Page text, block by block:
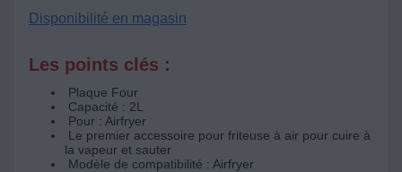
Disponibilité en magasin
Les points clés :
Plaque Four
Capacité : 2L
Pour : Airfryer
Le premier accessoire pour friteuse à air pour cuire à
la vapeur et sauter
Modèle de compatibilité : Airfryer